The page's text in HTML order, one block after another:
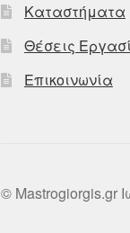
Καταστήματα
Θέσεις
Επικοινωνία
© Mastrogiorgis.gr